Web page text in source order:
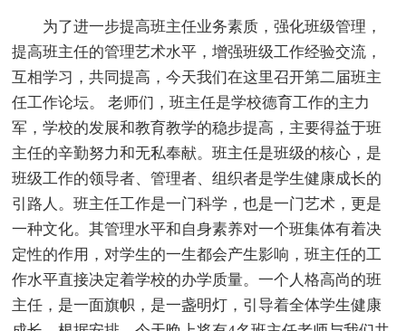
为了进一步提高班主任业务素质，强化班级管理，
提高班主任的管理艺术水平，增强班级工作经验交流，
互相学习，共同提高，今天我们在这里召开第二届班主
任工作论坛。 老师们，班主任是学校德育工作的主力
军，学校的发展和教育教学的稳步提高，主要得益于班
主任的辛勤努力和无私奉献。班主任是班级的核心，是
班级工作的领导者、管理者、组织者是学生健康成长的
引路人。班主任工作是一门科学，也是一门艺术，更是
一种文化。其管理水平和自身素养对一个班集体有着决
定性的作用，对学生的一生都会产生影响，班主任的工
作水平直接决定着学校的办学质量。一个人格高尚的班
主任，是一面旗帜，是一盏明灯，引导着全体学生健康